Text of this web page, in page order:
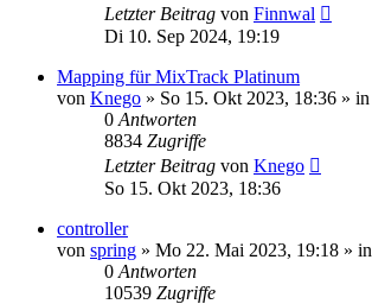
Letzter Beitrag von Finnwal
Di 10. Sep 2024, 19:19
Mapping für MixTrack Platinum
von Knego » So 15. Okt 2023, 18:36 » in
0 Antworten
8834 Zugriffe
Letzter Beitrag von Knego
So 15. Okt 2023, 18:36
controller
von spring » Mo 22. Mai 2023, 19:18 » in
0 Antworten
10539 Zugriffe